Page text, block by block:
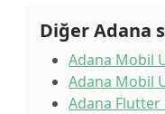
Diğer Adana
Adana Mobil
Adana Mobil
Adana